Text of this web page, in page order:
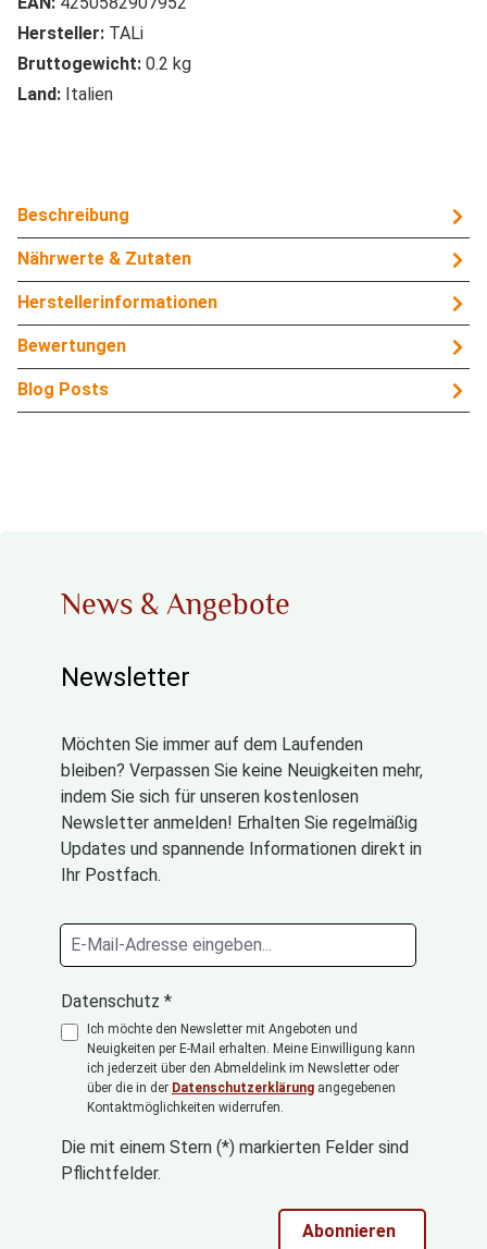
Hersteller: TALi
Bruttogewicht: 0.2 kg
Land: Italien
Beschreibung
Nährwerte & Zutaten
Herstellerinformationen
Bewertungen
Blog Posts
News & Angebote
Newsletter
Möchten Sie immer auf dem Laufenden
bleiben? Verpassen Sie keine Neuigkeiten mehr,
indem Sie sich für unseren kostenlosen
Newsletter anmelden! Erhalten Sie regelmäßig
Updates und spannende Informationen direkt in
Ihr Postfach.
Datenschutz *
Ich möchte den Newsletter mit Angeboten und
Neuigkeiten per E-Mail erhalten. Meine Einwilligung kann
ich jederzeit über den Abmeldelink im Newsletter oder
über die in der Datenschutzerklärung angegebenen
Kontaktmöglichkeiten widerrufen.
Die mit einem Stern (*) markierten Felder sind
Pflichtfelder.
Abonnieren